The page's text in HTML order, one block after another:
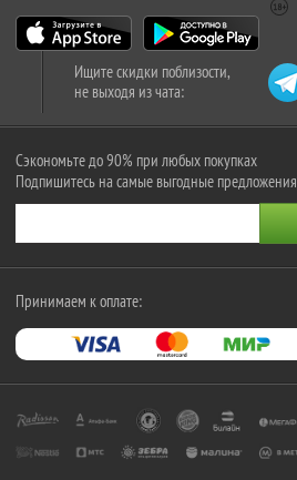
Ищите скидки поблизости,
не выходя из чата:
Сэкономьте до 90% при любых покупках
Подпишитесь на самые выгодные предложения
Принимаем к оплате: